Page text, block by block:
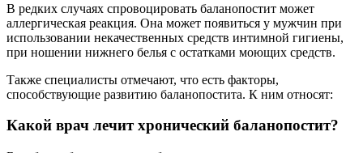
В редких случаях спровоцировать баланопостит может
аллергическая реакция. Она может появиться у мужчин при
использовании некачественных средств интимной гигиены,
при ношении нижнего белья с остатками моющих средств.
Также специалисты отмечают, что есть факторы,
способствующие развитию баланопостита. К ним относят:
Какой врач лечит хронический баланопостит?